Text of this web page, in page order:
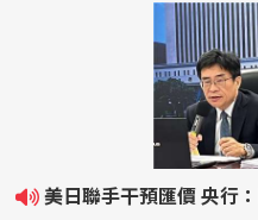
美日聯手干預匯價 央行